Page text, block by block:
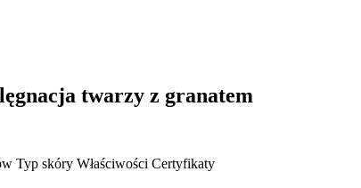
twarzy z granatem
Typ skóry Właściwości Certyfikaty